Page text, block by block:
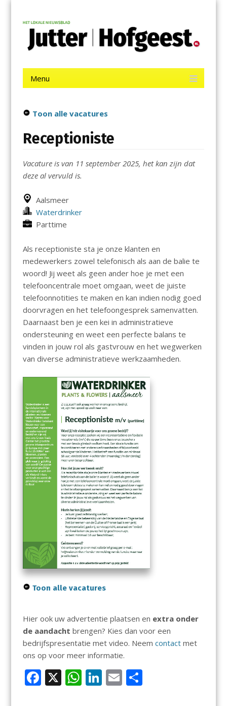
contentJutter | Hofgeest
Menu
Toon alle vacatures
Receptioniste
Vacature is van 11 september 2025, het kan zijn dat
deze al vervuld is.
Aalsmeer
Waterdrinker
Parttime
Als receptioniste sta je onze klanten en
medewerkers zowel telefonisch als aan de balie te
woord! Jij weet als geen ander hoe je met een
telefooncentrale moet omgaan, weet de juiste
telefoonnotities te maken en kan indien nodig goed
doorvragen en het telefoongesprek samenvatten.
Daarnaast ben je een kei in administratieve
ondersteuning en weet een perfecte balans te
vinden in jouw rol als gastvrouw en het wegwerken
van diverse administratieve werkzaamheden.
Toon alle vacatures
Hier ook uw advertentie plaatsen en extra onder
de aandacht brengen? Kies dan voor een
bedrijfspresentatie met video. Neem contactmet
ons op voor meer informatie.
F X W Li E D